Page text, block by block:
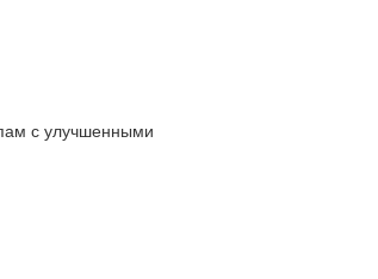
с улучшенными